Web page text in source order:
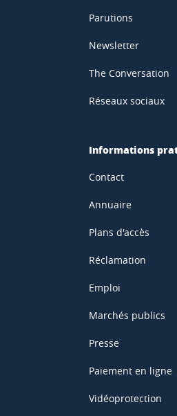
Parutions
Newsletter
The Conversation
Réseaux sociaux
Informations
Contact
Annuaire
Plans d'accès
Réclamation
Emploi
Marchés publics
Presse
Paiement en ligne
Vidéoprotection